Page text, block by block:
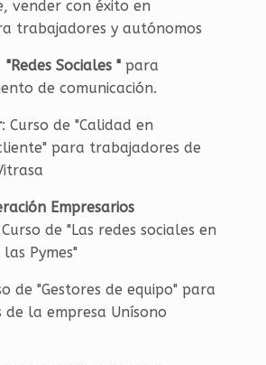
vender con éxito en
trabajadores y autónomos
Sociales " para
de comunicación.
: Curso de "Calidad en
para trabajadores de
Empresarios
Curso de "Las redes sociales en
Pymes"
de "Gestores de equipo" para
la empresa Unísono